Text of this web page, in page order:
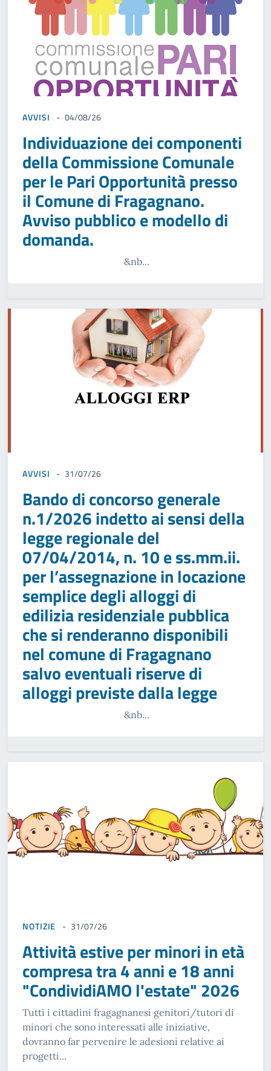
AVVISI 04/08/26
Individuazione dei componenti
della Commissione Comunale
per le Pari Opportunità presso
il Comune di Fragagnano.
Avviso pubblico e modello di
domanda.
&nb...
AVVISI 31/07/26
Bando di concorso generale
n.1/2026 indetto ai sensi della
legge regionale del
07/04/2014, n. 10 e ss.mm.ii.
per l’assegnazione in locazione
semplice degli alloggi di
edilizia residenziale pubblica
che si renderanno disponibili
nel comune di Fragagnano
salvo eventuali riserve di
alloggi previste dalla legge
&nb...
NOTIZIE 31/07/26
Attività estive per minori in età
compresa tra 4 anni e 18 anni
"CondividiAMO l'estate" 2026
Tutti i cittadini fragagnanesi genitori/tutori di
minori che sono interessati alle iniziative,
dovranno far pervenire le adesioni relative ai
progetti...